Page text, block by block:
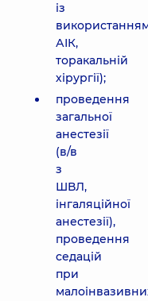
із
АІК,
торакальній
хірургії);
проведення
загальної
анестезії
(в/в
з
ШВЛ,
інгаляційної
анестезії),
проведення
седацій
при